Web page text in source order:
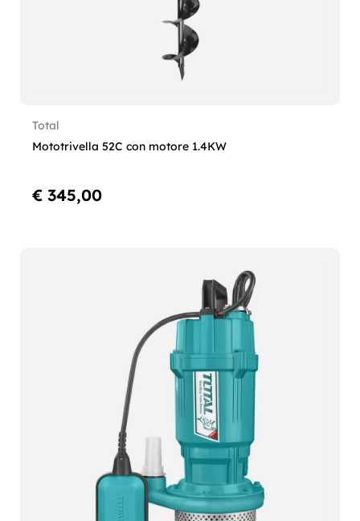
Total
Mototrivella 52C con motore 1.4KW
€ 345,00